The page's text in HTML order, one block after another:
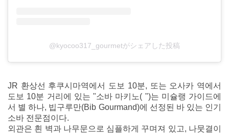
@kyocoo317_gourmetがシェアした投稿
JR 환상선 후쿠시마역에서 도보 10분, 또는 오사카 역에서
도보 10분 거리에 있는 "소바 마키노( ")는 미슐랭 가이드에
서 별 하나, 빕구루만(Bib Gourmand)에 선정된 바 있는 인기
소바 전문점이다.
외관은 흰 벽과 나무문으로 심플하게 꾸며져 있고, 나뭇결이